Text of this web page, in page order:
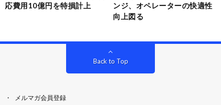
応費用10億円を特損計上
ンジ、オペレーターの快適性
向上図る
Back to Top
メルマガ会員登録